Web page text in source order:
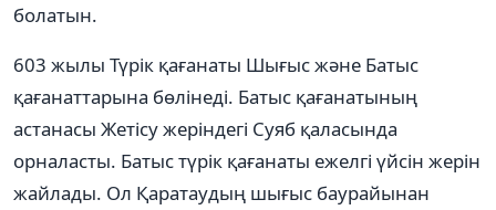
болатын.
603 жылы Түрік қағанаты Шығыс және Батыс
қағанаттарына бөлінеді. Батыс қағанатының
астанасы Жетісу жеріндегі Суяб қаласында
орналасты. Батыс түрік қағанаты ежелгі үйсін жерін
жайлады. Ол Қаратаудың шығыс баурайынан